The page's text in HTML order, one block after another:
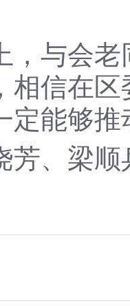
会老
相信在
定能够
、梁顺